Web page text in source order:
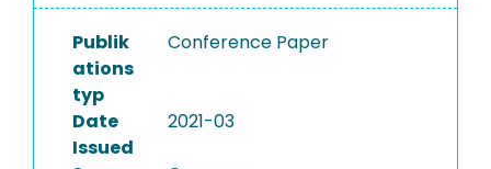
Publik
ations
typ
Conference Paper
Date
Issued
2021-03